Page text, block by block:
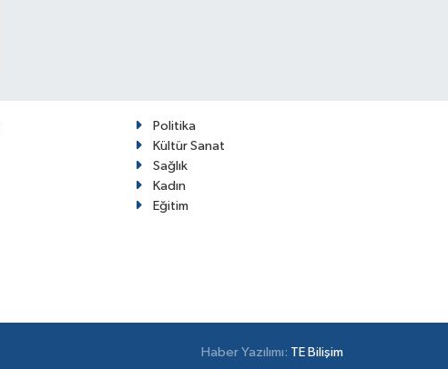
Politika
Kültür Sanat
Sağlık
Kadın
Eğitim
Haber Yazılımı: TE Bilişim